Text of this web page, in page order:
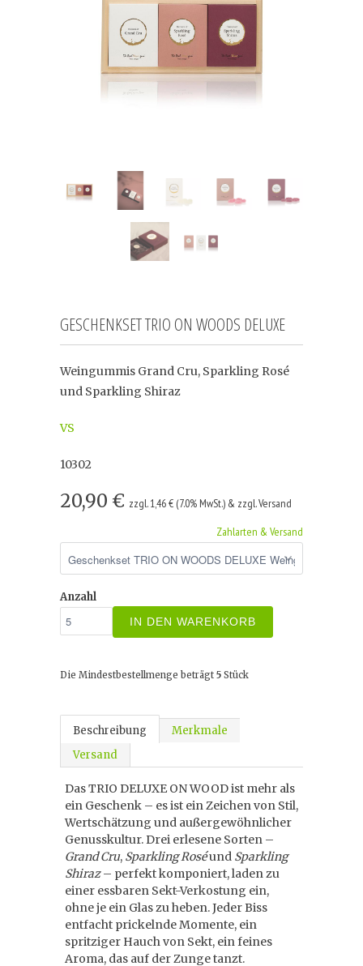
GESCHENKSET TRIO ON WOODS DELUXE
Weingummis Grand Cru, Sparkling Rosé
und Sparkling Shiraz
VS
10302
20,90 € zzgl. 1,46 € (7.0% MwSt.) & zzgl. Versand
Zahlarten & Versand
Anzahl
IN DEN WARENKORB
Die Mindestbestellmenge beträgt 5 Stück
Beschreibung
Merkmale
Versand
Das TRIO DELUXE ON WOOD ist mehr als
ein Geschenk – es ist ein Zeichen von Stil,
Wertschätzung und außergewöhnlicher
Genusskultur. Drei erlesene Sorten –
Grand Cru, Sparkling Roséund Sparkling
Shiraz– perfekt komponiert, laden zu
einer essbaren Sekt-Verkostung ein,
ohne je ein Glas zu heben. Jeder Biss
entfacht prickelnde Momente, ein
spritziger Hauch von Sekt, ein feines
Aroma, das auf der Zunge tanzt.